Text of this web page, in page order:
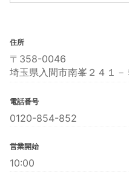
住所
〒358-0046
埼玉県入間市南峯２４１－
電話番号
0120-854-852
営業開始
10:00